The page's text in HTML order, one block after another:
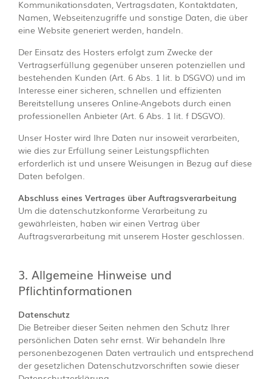
Kommunikationsdaten, Vertragsdaten, Kontaktdaten,
Namen, Webseitenzugriffe und sonstige Daten, die über
eine Website generiert werden, handeln.
Der Einsatz des Hosters erfolgt zum Zwecke der
Vertragserfüllung gegenüber unseren potenziellen und
bestehenden Kunden (Art. 6 Abs. 1 lit. b DSGVO) und im
Interesse einer sicheren, schnellen und effizienten
Bereitstellung unseres Online-Angebots durch einen
professionellen Anbieter (Art. 6 Abs. 1 lit. f DSGVO).
Unser Hoster wird Ihre Daten nur insoweit verarbeiten,
wie dies zur Erfüllung seiner Leistungspflichten
erforderlich ist und unsere Weisungen in Bezug auf diese
Daten befolgen.
Abschluss eines Vertrages über Auftragsverarbeitung
Um die datenschutzkonforme Verarbeitung zu
gewährleisten, haben wir einen Vertrag über
Auftragsverarbeitung mit unserem Hoster geschlossen.
3. Allgemeine Hinweise und
Pflichtinformationen
Datenschutz
Die Betreiber dieser Seiten nehmen den Schutz Ihrer
persönlichen Daten sehr ernst. Wir behandeln Ihre
personenbezogenen Daten vertraulich und entsprechend
der gesetzlichen Datenschutzvorschriften sowie dieser